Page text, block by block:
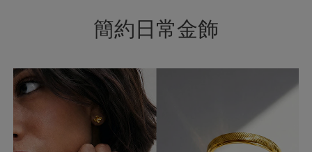
簡約日常金飾